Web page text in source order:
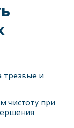
трезвые и
чистоту при